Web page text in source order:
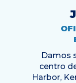
Damos
centro
Harbor,